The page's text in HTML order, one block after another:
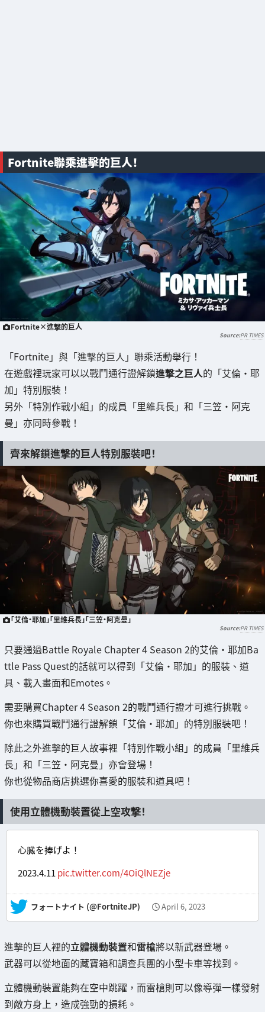
Fortnite聯乘進擊的巨人！
Fortnite×進撃的巨人
PR TIMES
「Fortnite」與「進撃的巨人」聯乘活動舉行！
在遊戲裡玩家可以以戰鬥通行證解鎖進撃之巨人的「艾倫・耶
加」特別服裝！
另外「特別作戰小組」的成員「里維兵長」和「三笠・阿克
曼」亦同時參戰！
齊來解鎖進撃的巨人特別服裝吧！
「艾倫・耶加」「里維兵長」「三笠・阿克曼」
PR TIMES
只要通過Battle Royale Chapter 4 Season 2的艾倫・耶加Ba
ttle Pass Quest的話就可以得到「艾倫・耶加」的服裝、道
具、載入畫面和Emotes。
需要購買Chapter 4 Season 2的戰鬥通行證才可進行挑戰。
你也來購買戰鬥通行證解鎖「艾倫・耶加」的特別服裝吧！
除此之外進擊的巨人故事裡「特別作戰小組」的成員「里維兵
長」和「三笠・阿克曼」亦會登場！
你也從物品商店挑選你喜愛的服裝和道具吧！
使用立體機動裝置從上空攻撃！
心臓を捧げよ！
2023.4.11pic.twitter.com/4OiQlNEZje
— フォートナイト (@FortniteJP) April 6, 2023
進擊的巨人裡的立體機動裝置和雷槍將以新武器登場。
武器可以從地面的藏寶箱和調查兵團的小型卡車等找到。
立體機動裝置能夠在空中跳躍，而雷槍則可以像導彈一樣發射
到敵方身上，造成強勁的損耗。